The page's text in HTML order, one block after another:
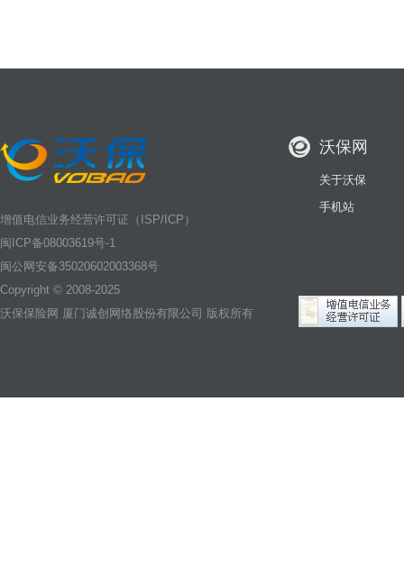
增值电信业务经营许可证（ISP/ICP）
闽ICP备08003619号-1
闽公网安备35020602003368号
Copyright © 2008-2025
沃保保险网 厦门诚创网络股份有限公司 版权所有
沃保网
关于沃保
手机站